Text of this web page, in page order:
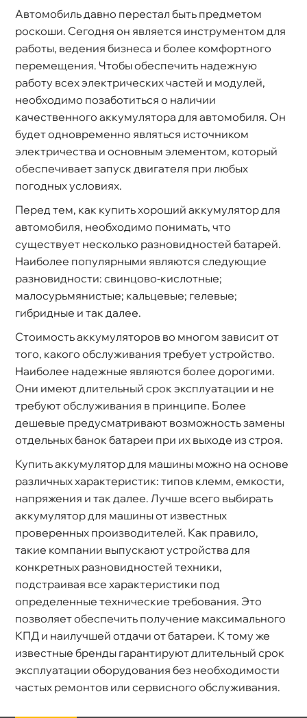
Автомобиль давно перестал быть предметом
роскоши. Сегодня он является инструментом для
работы, ведения бизнеса и более комфортного
перемещения. Чтобы обеспечить надежную
работу всех электрических частей и модулей,
необходимо позаботиться о наличии
качественного аккумулятора для автомобиля. Он
удет одновременно являться источником
электричества и основным элементом, который
обеспечивает запуск двигателя при любых
погодных условиях.
Перед тем, как купить хороший аккумулятор для
автомобиля, необходимо понимать, что
существует несколько разновидностей батарей.
Наиболее популярными являются следующие
разновидности: свинцово-кислотные;
малосурьмянистые; кальцевые; гелевые;
ибридные и так далее.
Стоимость аккумуляторов во многом зависит от
того, какого обслуживания требует устройство.
Наиболее надежные являются более дорогими.
Они имеют длительный срок эксплуатации и не
требуют обслуживания в принципе. Более
дешевые предусматривают возможность замены
отдельных банок батареи при их выходе из строя.
Купить аккумулятор для машины можно на основе
различных характеристик: типов клемм, емкости,
напряжения и так далее. Лучше всего выбирать
аккумулятор для машины от известных
проверенных производителей. Как правило,
такие компании выпускают устройства для
конкретных разновидностей техники,
подстраивая все характеристики под
определенные технические требования. Это
позволяет обеспечить получение максимального
КПД и наилучшей отдачи от батареи. К тому же
известные бренды гарантируют длительный срок
эксплуатации оборудования без необходимости
частых ремонтов или сервисного обслуживания.